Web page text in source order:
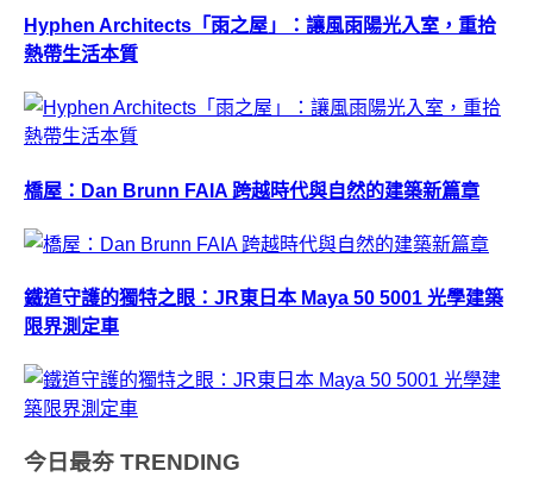
Hyphen Architects「雨之屋」：讓風雨陽光入室，重拾
熱帶生活本質
橋屋：Dan Brunn FAIA 跨越時代與自然的建築新篇章
鐵道守護的獨特之眼：JR東日本 Maya 50 5001 光學建築
限界測定車
今日最夯 TRENDING